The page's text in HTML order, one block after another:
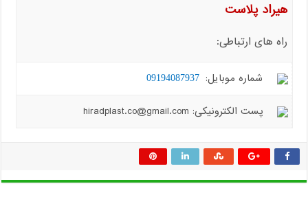
هیراد پلاست
راه های ارتباطی:
شماره موبایل: 09194087937
پست الکترونیکی: hiradplast.co@gmail.com